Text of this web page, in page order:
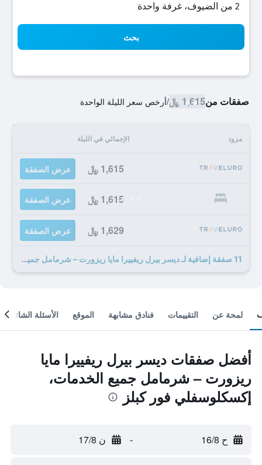
2 من الضيوف، غرفة واحدة
بحث
صفقات من1,615 ﷼ /أرخص سعر الليلة الواحدة
مزود الإجمالي في الليلة
1,615 ﷼ عرض الصفقة
1,615 ﷼ عرض الصفقة
1,629 ﷼ عرض الصفقة
11 صفقة إضافية لـ ديسر بيرل ريفييرا مايا ريزورت – شرمامل جميع الخدمات، إكسكلوسفلي فور كبلز
لمحة عن التقييمات فنادق مشابهة الموقع الأسئلة الشائعة
أفضل صفقات ديسر بيرل ريفييرا مايا
ريزورت – شرمامل جميع الخدمات،
إكسكلوسفلي فور كبلز
ح 16/8 - ن 17/8